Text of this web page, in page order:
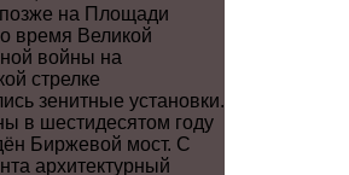
на Площади
время Великой
войны на
стрелке
зенитные установки.
в шестидесятом году
Биржевой мост. С
архитектурный